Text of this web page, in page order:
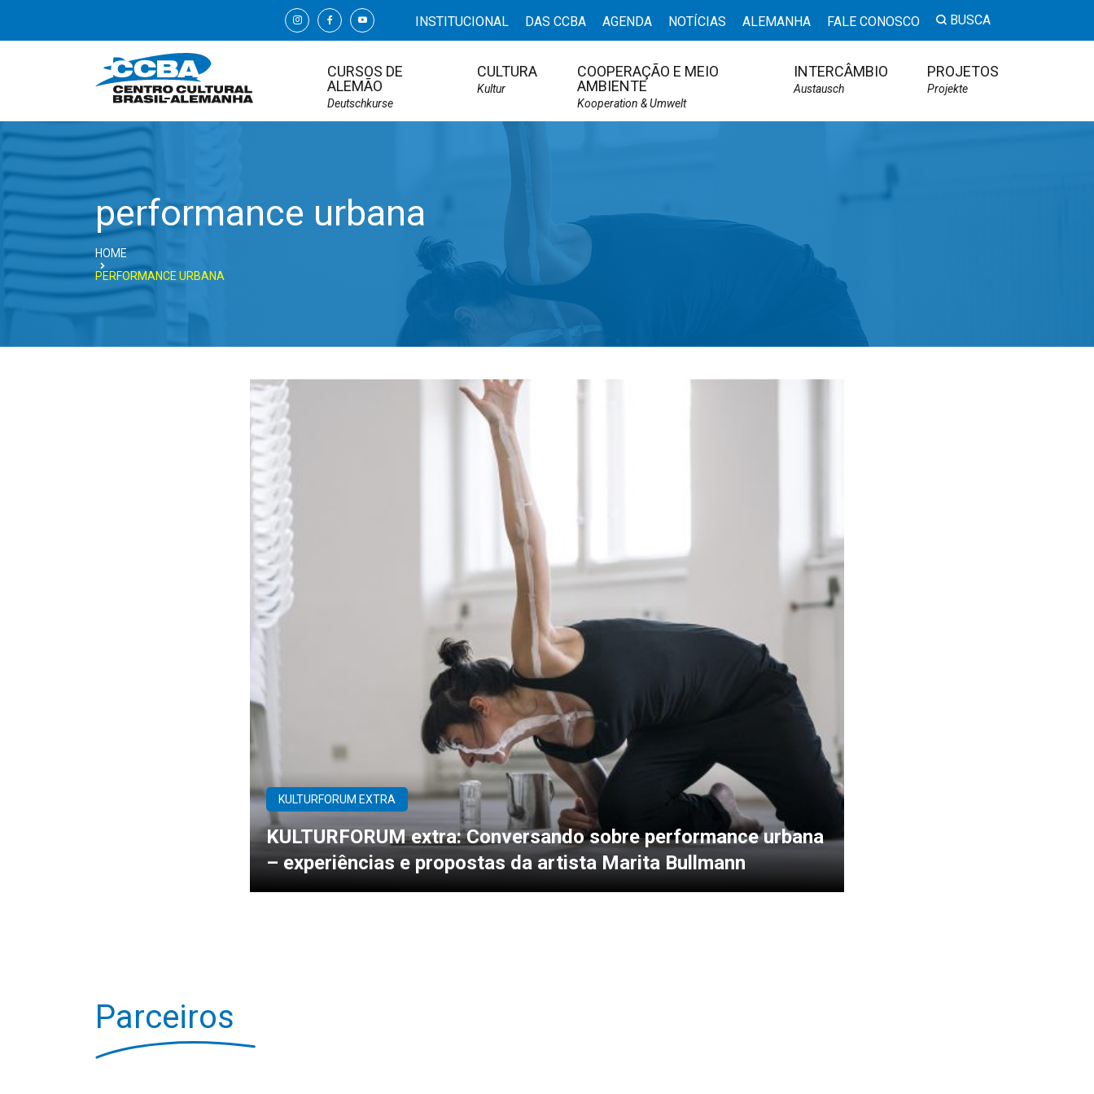
INSTITUCIONAL DAS CCBA AGENDA NOTÍCIAS ALEMANHA FALE CONOSCO BUSCA
CURSOS DE
ALEMÃO
Deutschkurse
CULTURA
Kultur
COOPERAÇÃO E MEIO
AMBIENTE
Kooperation & Umwelt
INTERCÂMBIO
Austausch
PROJETOS
Projekte
performance urbana
HOME
PERFORMANCE URBANA
KULTURFORUM EXTRA
KULTURFORUM extra: Conversando sobre performance urbana
– experiências e propostas da artista Marita Bullmann
Parceiros